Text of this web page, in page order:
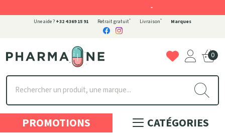
Une aide ? +32 4 369 15 91 Retrait gratuit* Livraison* Marques
Pharmaone Votre pharmacie en ligne à votre service
0
PROMOTIONS
CATÉGORIES